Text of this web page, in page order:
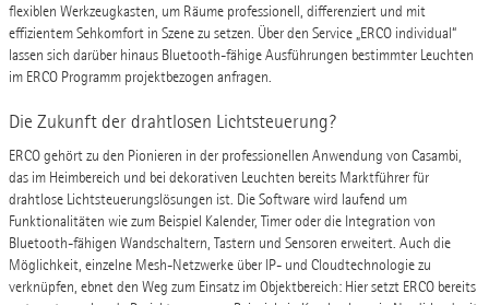
flexiblen Werkzeugkasten, um Räume professionell, differenziert und mit
effizientem Sehkomfort in Szene zu setzen. Über den Service „ERCO individual“
lassen sich darüber hinaus Bluetooth-fähige Ausführungen bestimmter Leuchten
im ERCO Programm projektbezogen anfragen.
Die Zukunft der drahtlosen Lichtsteuerung?
ERCO gehört zu den Pionieren in der professionellen Anwendung von Casambi,
das im Heimbereich und bei dekorativen Leuchten bereits Marktführer für
drahtlose Lichtsteuerungslösungen ist. Die Software wird laufend um
Funktionalitäten wie zum Beispiel Kalender, Timer oder die Integration von
Bluetooth-fähigen Wandschaltern, Tastern und Sensoren erweitert. Auch die
Möglichkeit, einzelne Mesh-Netzwerke über IP- und Cloudtechnologie zu
verknüpfen, ebnet den Weg zum Einsatz im Objektbereich: Hier setzt ERCO bereits